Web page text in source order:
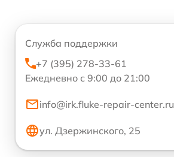
Служба поддержки
+7 (395) 278-33-61
Ежедневно с 9:00 до 21:00
info@irk.fluke-repair-center.ru
ул. Дзержинского, 25